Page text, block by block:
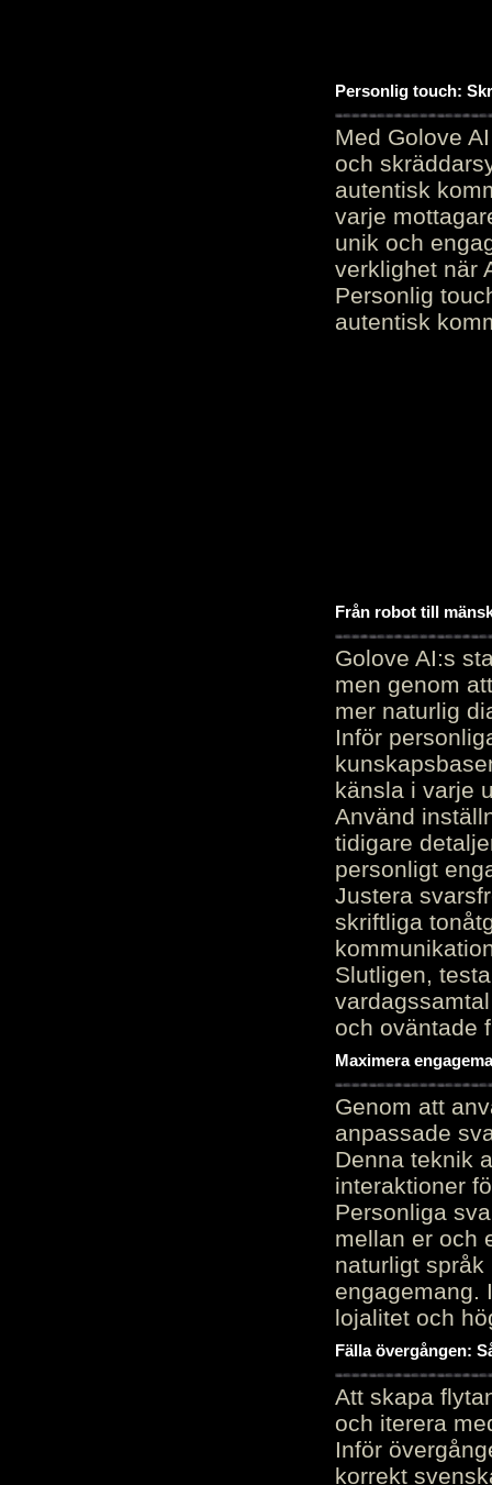
Personlig touch:
Med Golove
och
autentisk
varje
unik och
verklighet när
Personlig
autentisk
Från robot till
Golove AI:s
men genom
mer naturlig
Inför
känsla i varje
Använd
tidigare
personligt
Justera
skriftliga
Slutligen,
och oväntade
Maximera
Genom att
anpassade
Denna teknik
interaktioner
Personliga
mellan er och
naturligt
engagemang.
lojalitet och
Fälla övergången:
Att skapa
och iterera
Inför
korrekt